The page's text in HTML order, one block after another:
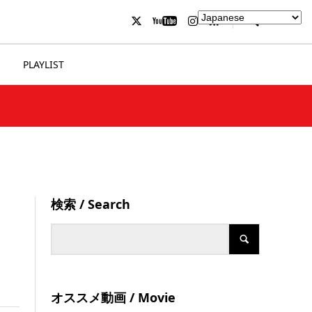
PLAYLIST
検索 / Search
オススメ動画 / Movie